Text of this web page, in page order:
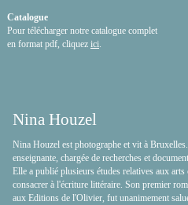
Catalogue
Pour télécharger notre catalogue complet
en format pdf, cliquez ici
Nina Houzel
Nina Houzel est photographe et vit à
enseignante, chargée de recherches et
Elle a publié plusieurs études relatives aux
consacrer à l'écriture littéraire. Son premier
aux Editions de l'Olivier, fut unanimement